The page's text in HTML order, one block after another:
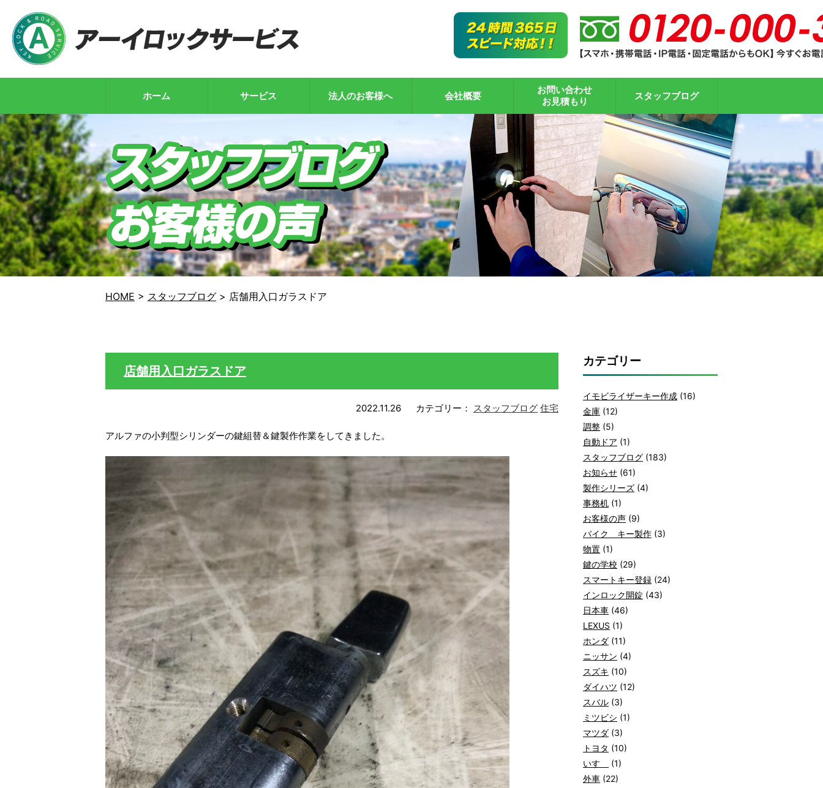
ホーム サービス 法人のお客様へ 会社概要
お問い合わせ
お見積もり
スタッフブログ
HOME > スタッフブログ > 店舗用入口ガラスドア
店舗用入口ガラスドア
2022.11.26 カテゴリー： スタッフブログ 住宅
アルファの小判型シリンダーの鍵組替＆鍵製作作業をしてきました。
カテゴリー
イモビライザーキー作成 (16)
金庫 (12)
調整 (5)
自動ドア (1)
スタッフブログ (183)
お知らせ (61)
製作シリーズ (4)
事務机 (1)
お客様の声 (9)
バイク キー製作 (3)
物置 (1)
鍵の学校 (29)
スマートキー登録 (24)
インロック開錠 (43)
日本車 (46)
LEXUS (1)
ホンダ (11)
ニッサン (4)
スズキ (10)
ダイハツ (12)
スバル (3)
ミツビシ (1)
マツダ (3)
トヨタ (10)
いすゞ
(1)
外車 (22)